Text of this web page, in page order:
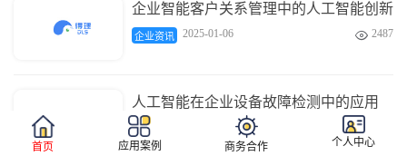
企业智能客户关系管理中的人工智能创新
企业资讯 2025-01-06  2487
人工智能在企业设备故障检测中的应用
企业资讯 
首页
应用案例 商务合作 个人中心